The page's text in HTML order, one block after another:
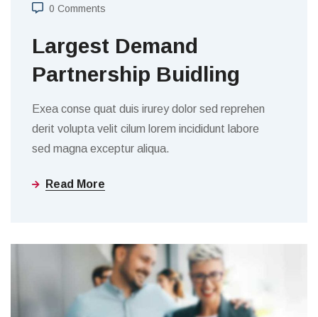
0 Comments
Largest Demand
Partnership Buidling
Exea conse quat duis irurey dolor sed reprehen
derit volupta velit cilum lorem incididunt labore
sed magna exceptur aliqua.
Read More